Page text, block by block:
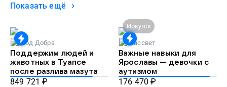
Показать ещё
Код Добра
Поддержим людей и
животных в Туапсе
после разлива мазута
849 721 ₽
Иркутск
Рассвет
Важные навыки для
Ярославы — девочки с
аутизмом
176 470 ₽